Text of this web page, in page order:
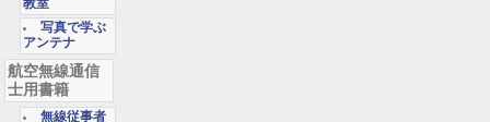
教室
写真で学ぶ
アンテナ
航空無線通信
士用書籍
無線従事者